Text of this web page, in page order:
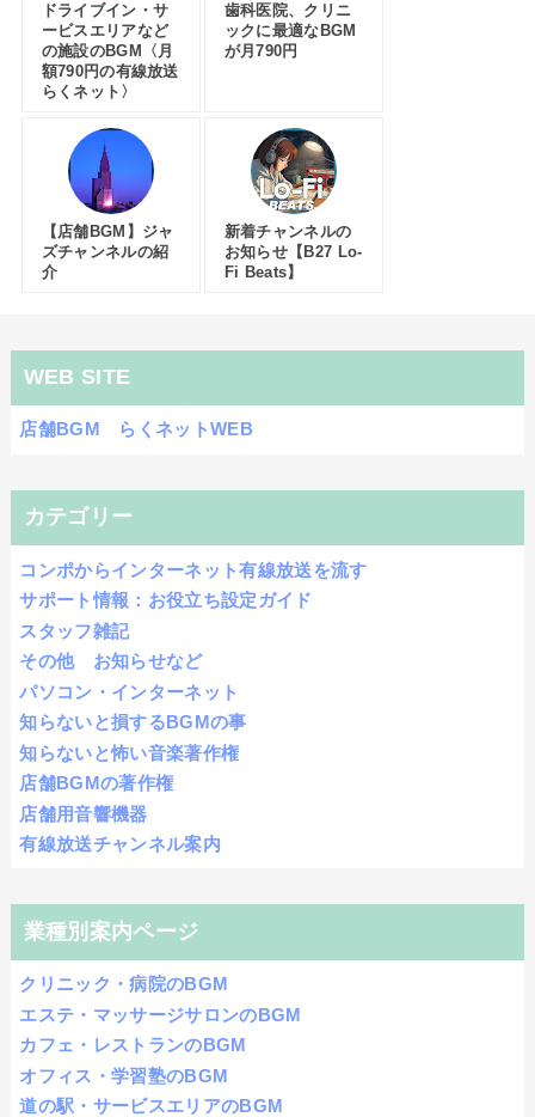
ドライブイン・サ
ービスエリアなど
の施設のBGM〈月
額790円の有線放送
らくネット〉
歯科医院、クリニ
ックに最適なBGM
が月790円
【店舗BGM】ジャ
ズチャンネルの紹
介
新着チャンネルの
お知らせ【B27 Lo-
Fi Beats】
WEB SITE
店舗BGM らくネットWEB
カテゴリー
コンポからインターネット有線放送を流す
サポート情報：お役立ち設定ガイド
スタッフ雑記
その他 お知らせなど
パソコン・インターネット
知らないと損するBGMの事
知らないと怖い音楽著作権
店舗BGMの著作権
店舗用音響機器
有線放送チャンネル案内
業種別案内ページ
クリニック・病院のBGM
エステ・マッサージサロンのBGM
カフェ・レストランのBGM
オフィス・学習塾のBGM
道の駅・サービスエリアのBGM